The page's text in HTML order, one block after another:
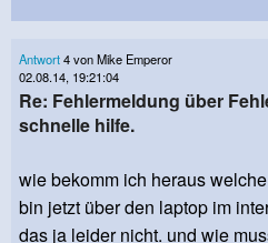
Antwort4 von Mike Emperor
02.08.14, 19:21:04
Re: Fehlermeldung über
schnelle hilfe.
wie bekomm ich heraus
bin jetzt über den laptop im
das ja leider nicht. und wie